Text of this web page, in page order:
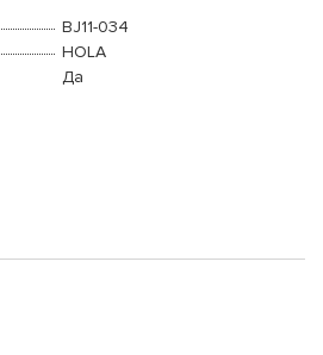
BJ11-034
HOLA
Да